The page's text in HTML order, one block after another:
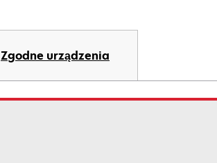
Zgodne urządzenia